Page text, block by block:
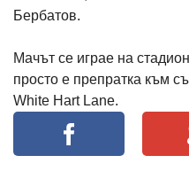
Бербатов.
Мачът се играе на
просто е препратка към
White Hart Lane.